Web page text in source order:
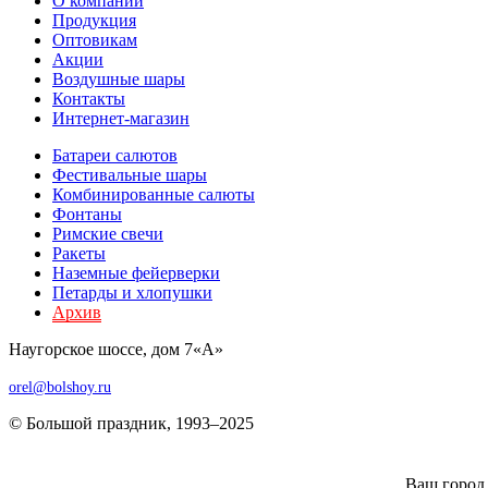
Продукция
Оптовикам
Акции
Воздушные шары
Контакты
Интернет-магазин
Батареи салютов
Фестивальные шары
Комбиниров­анные салюты
Фонтаны
Римские свечи
Ракеты
Наземные фейерверки
Петарды и хлопушки
Архив
Наугорское шоссе, дом 7«А»
orel@bolshoy.ru
© Большой праздник, 1993–2025
Ваш город